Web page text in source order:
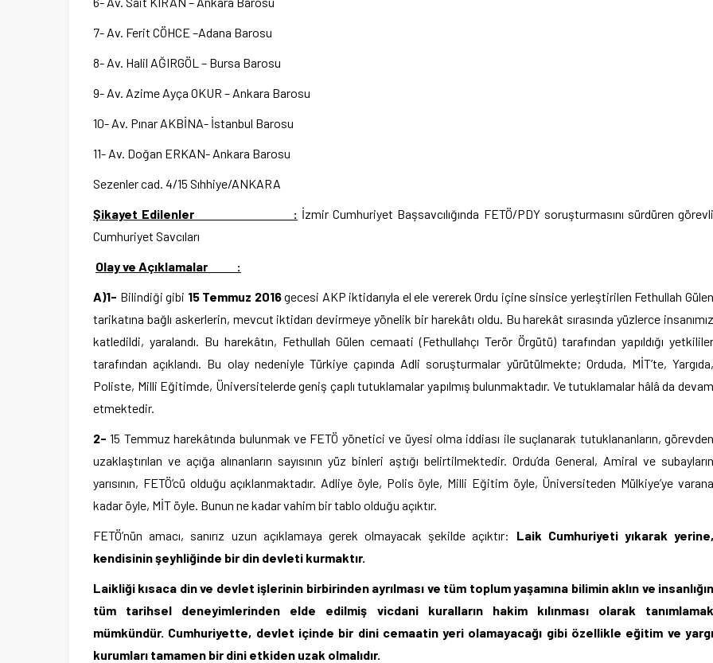
7- Av. Ferit CÖHCE –Adana Barosu
8- Av. Halil AĞIRGÖL – Bursa Barosu
9- Av. Azime Ayça OKUR – Ankara Barosu
10- Av. Pınar AKBİNA- İstanbul Barosu
11- Av. Doğan ERKAN- Ankara Barosu
Sezenler cad. 4/15 Sıhhiye/ANKARA
Şikayet Edilenler : İzmir Cumhuriyet Başsavcılığında FETÖ/PDY soruşturmasını sürdüren görevli
Cumhuriyet Savcıları
Olay ve Açıklamalar :
A)1- Bilindiği gibi 15 Temmuz 2016gecesi AKP iktidarıyla el ele vererek Ordu içine sinsice yerleştirilen Fethullah
tarikatına bağlı askerlerin, mevcut iktidarı devirmeye yönelik bir harekâtı oldu. Bu harekât sırasında yüzlerce insanımız
katledildi, yaralandı. Bu harekâtın, Fethullah Gülen cemaati (Fethullahçı Terör Örgütü) tarafından yapıldığı yetkililer
tarafından açıklandı. Bu olay nedeniyle Türkiye çapında Adli soruşturmalar yürütülmekte; Orduda, MİT’te, Yargıda,
Poliste, Milli Eğitimde, Üniversitelerde geniş çaplı tutuklamalar yapılmış bulunmaktadır. Ve tutuklamalar hâlâ da devam
etmektedir.
2- 15 Temmuz harekâtında bulunmak ve FETÖ yönetici ve üyesi olma iddiası ile suçlanarak tutuklananların, görevden
uzaklaştırılan ve açığa alınanların sayısının yüz binleri aştığı belirtilmektedir. Ordu’da General, Amiral ve subayların
yarısının, FETÖ’cü olduğu açıklanmaktadır. Adliye öyle, Polis öyle, Milli Eğitim öyle, Üniversiteden Mülkiye’ye varana
kadar öyle, MİT öyle. Bunun ne kadar vahim bir tablo olduğu açıktır.
FETÖ’nün amacı, sanırız uzun açıklamaya gerek olmayacak şekilde açıktır: Laik Cumhuriyeti yıkarak yerine,
kendisinin şeyhliğinde bir din devleti kurmaktır.
Laikliği kısaca din ve devlet işlerinin birbirinden ayrılması ve tüm toplum yaşamına bilimin aklın ve insanlığın
tüm tarihsel deneyimlerinden elde edilmiş vicdani kuralların hakim kılınması olarak tanımlamak
mümkündür. Cumhuriyette, devlet içinde bir dini cemaatin yeri olamayacağı gibi özellikle eğitim ve yargı
kurumları tamamen bir dini etkiden uzak olmalıdır.